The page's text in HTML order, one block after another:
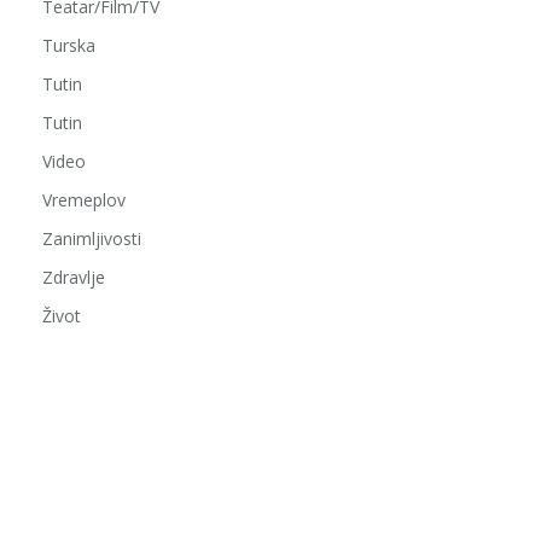
Teatar/Film/TV
Turska
Tutin
Tutin
Video
Vremeplov
Zanimljivosti
Zdravlje
Život